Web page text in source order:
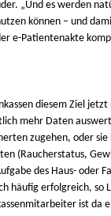
„Und es werden
können – und
e-Patientenakte
diesem Ziel
mehr Daten
zugehen, oder sie
(Raucherstatus,
des Haus- oder
häufig erfolgreich, so
ist da